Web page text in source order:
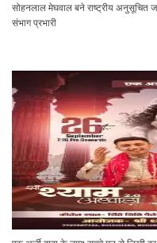
सोहनलाल मेघवाल बने राष्ट्रीय अनुसूचित
संभाग प्रभारी